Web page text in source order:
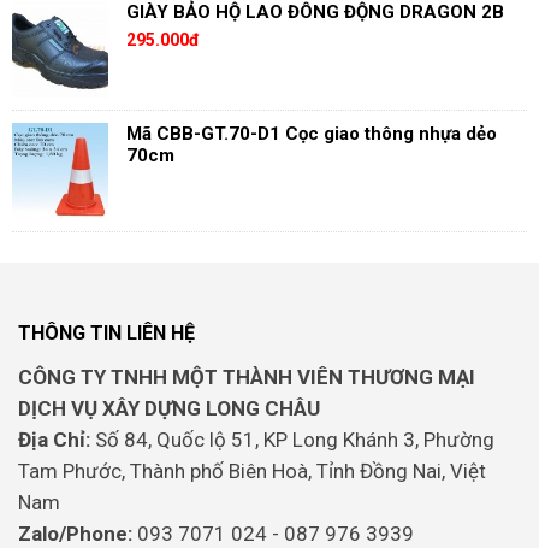
GIÀY BẢO HỘ LAO ĐÔNG ĐỘNG DRAGON 2B
295.000đ
Mã CBB-GT.70-D1 Cọc giao thông nhựa dẻo
70cm
THÔNG TIN LIÊN HỆ
CÔNG TY TNHH MỘT THÀNH VIÊN THƯƠNG MẠI
DỊCH VỤ XÂY DỰNG LONG CHÂU
Địa Chỉ: Số 84, Quốc lộ 51, KP Long Khánh 3, Phường
Tam Phước, Thành phố Biên Hoà, Tỉnh Đồng Nai, Việt
Nam
Zalo/Phone: 093 7071 024 - 087 976 3939